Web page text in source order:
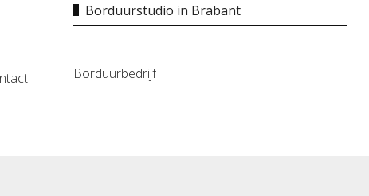
Borduurstudio in Brabant
Borduurbedrijf